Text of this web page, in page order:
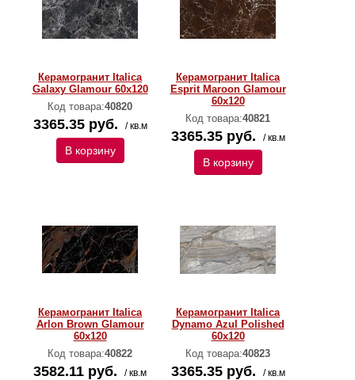
Керамогранит Italica
Galaxy Glamour 60х120
Код товара:40820
3365.35 руб. / кв.м
В корзину
Керамогранит Italica
Esprit Maroon Glamour
60х120
Код товара:40821
3365.35 руб. / кв.м
В корзину
Керамогранит Italica
Arlon Brown Glamour
60х120
Код товара:40822
3582.11 руб. / кв.м
Керамогранит Italica
Dynamo Azul Polished
60х120
Код товара:40823
3365.35 руб. / кв.м